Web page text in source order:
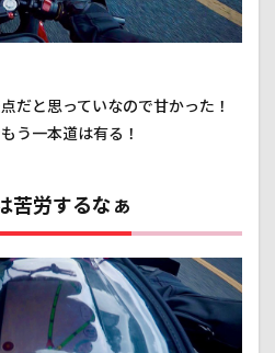
だと思っていなので甘かった！
う一本道は有る！
苦労するなぁ